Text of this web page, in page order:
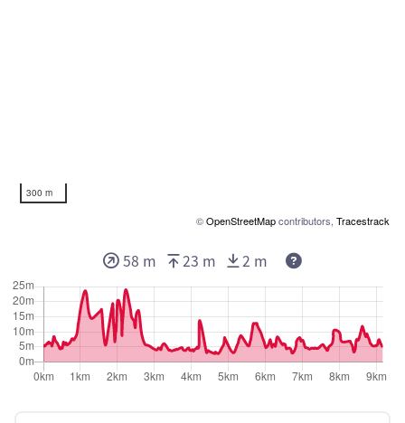
300 m
©OpenStreetMapcontributors, Tracestrack
58 m 23 m 2 m